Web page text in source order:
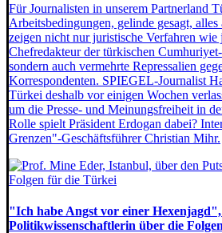
Für Journalisten in unserem Partnerland
Arbeitsbedingungen, gelinde gesagt,
zeigen nicht nur juristische Verfahren wie
Chefredakteur der türkischen
sondern auch vermehrte Repressalien
Korrespondenten. SPIEGEL-Journalist
Türkei deshalb vor einigen Wochen
um die Presse- und Meinungsfreiheit in
Rolle spielt Präsident Erdogan dabei?
Grenzen"-Geschäftsführer Christian Mihr.
"Ich habe Angst vor einer
Politikwissenschaftlerin über die